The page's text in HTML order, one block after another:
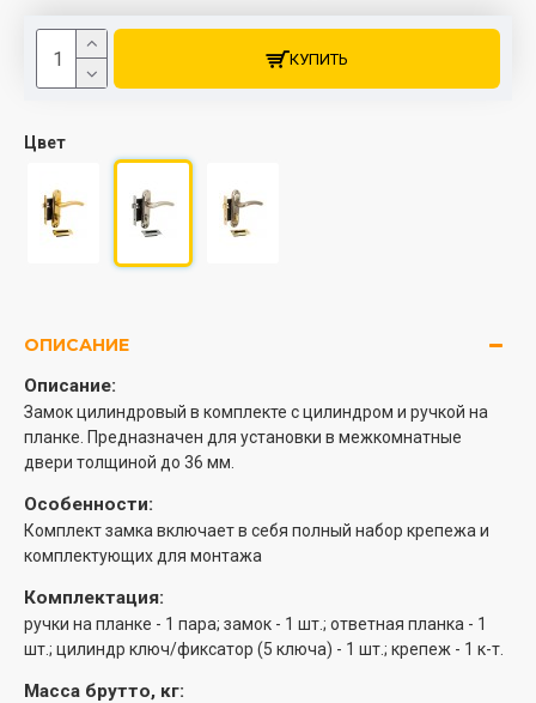
Цвет
КУПИТЬ
ОПИСАНИЕ
Описание:
Замок цилиндровый в комплекте с цилиндром и ручкой на
планке. Предназначен для установки в межкомнатные
двери толщиной до 36 мм.
Особенности:
Комплект замка включает в себя полный набор крепежа и
комплектующих для монтажа
Комплектация:
ручки на планке - 1 пара; замок - 1 шт.; ответная планка - 1
шт.; цилиндр ключ/фиксатор (5 ключа) - 1 шт.; крепеж - 1 к-т.
Масса брутто, кг: